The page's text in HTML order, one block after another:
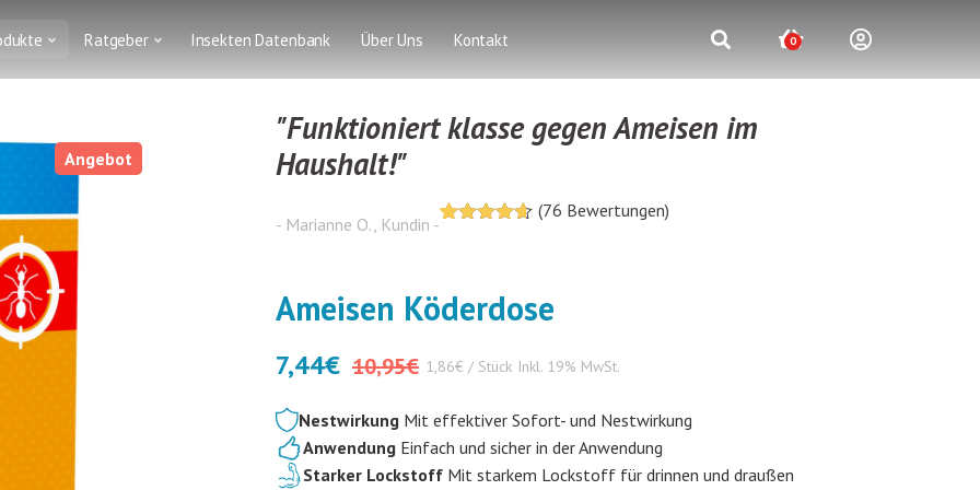
Ratgeber Insekten Datenbank Über Uns Kontakt 0
Angebot
"Funktioniert klasse gegen Ameisen im
Haushalt!"
- Marianne O., Kundin -
Kundenrezensionen
(76 Bewertungen)
Ameisen Köderdose
7,44€ 10,95€ 1,86€ / Stück Inkl. 19% MwSt.
Nestwirkung Mit effektiver Sofort- und Nestwirkung
Anwendung Einfach und sicher in der Anwendung
Starker Lockstoff Mit starkem Lockstoff für drinnen und draußen